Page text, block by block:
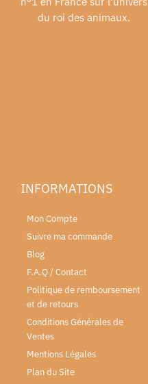
du roi des animaux.
INFORMATIONS
Mon Compte
Suivre ma commande
Blog
F.A.Q / Contact
Politique de remboursement
et de retours
Conditions Générales de
Ventes
Mentions Légales
Plan du Site